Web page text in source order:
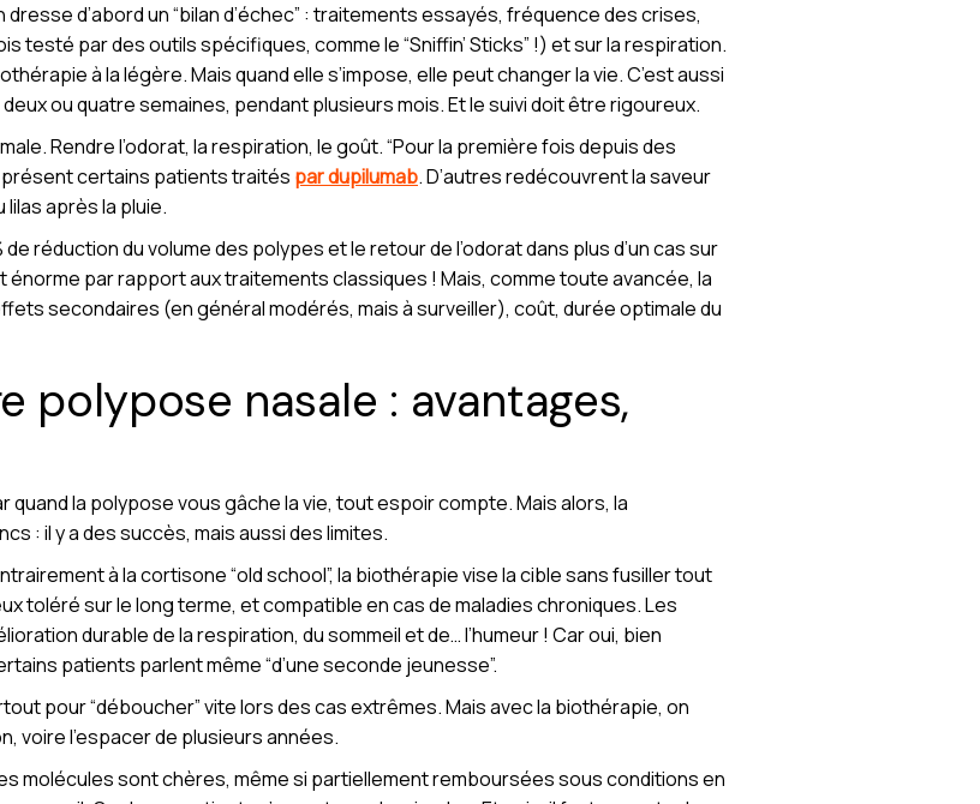
d’abord un “bilan d’échec” : traitements essayés, fréquence des crises,
testé par des outils spécifiques, comme le “Sniffin’ Sticks” !) et sur la respiration.
à la légère. Mais quand elle s’impose, elle peut changer la vie. C’est aussi
ou quatre semaines, pendant plusieurs mois. Et le suivi doit être rigoureux.
Rendre l’odorat, la respiration, le goût. “Pour la première fois depuis des
présent certains patients traités par dupilumab. D’autres redécouvrent la saveur
lilas après la pluie.
réduction du volume des polypes et le retour de l’odorat dans plus d’un cas sur
énorme par rapport aux traitements classiques ! Mais, comme toute avancée, la
secondaires (en général modérés, mais à surveiller), coût, durée optimale du
polypose nasale : avantages,
quand la polypose vous gâche la vie, tout espoir compte. Mais alors, la
: il y a des succès, mais aussi des limites.
à la cortisone “old school”, la biothérapie vise la cible sans fusiller tout
toléré sur le long terme, et compatible en cas de maladies chroniques. Les
durable de la respiration, du sommeil et de… l’humeur ! Car oui, bien
patients parlent même “d’une seconde jeunesse”.
pour “déboucher” vite lors des cas extrêmes. Mais avec la biothérapie, on
voire l’espacer de plusieurs années.
molécules sont chères, même si partiellement remboursées sous conditions en